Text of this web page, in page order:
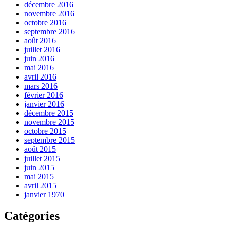
décembre 2016
novembre 2016
octobre 2016
septembre 2016
août 2016
juillet 2016
juin 2016
mai 2016
avril 2016
mars 2016
février 2016
janvier 2016
décembre 2015
novembre 2015
octobre 2015
septembre 2015
août 2015
juillet 2015
juin 2015
mai 2015
avril 2015
janvier 1970
Catégories